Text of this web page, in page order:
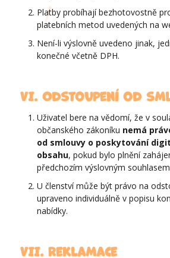
Platby probíhají bezhotovostně
platebních metod uvedených na
Není-li výslovně uvedeno jinak,
konečné včetně DPH.
VI. Odstoupení od
Uživatel bere na vědomí, že v
občanského zákoníku nemá
od smlouvy o poskytování
obsahu, pokud bylo plnění
předchozím výslovným
U členství může být právo na
upraveno individuálně v popisu
nabídky.
VII. Reklamace